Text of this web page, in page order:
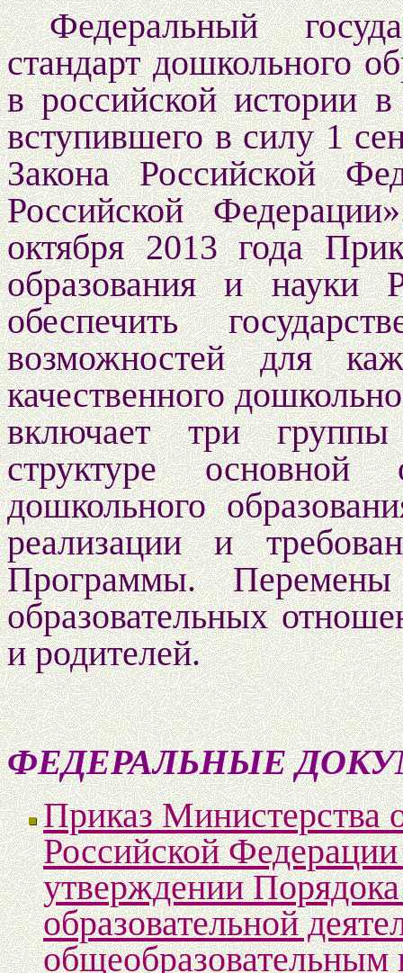
Федеральный
стандарт дошкольного
в российской истории в
вступившего в силу 1
Закона Российской
Российской
октября 2013 года
образования и науки
обеспечить
возможностей для
качественного
включает три
структуре основной
дошкольного
реализации и
Программы. Перемены
образовательных
и родителей.
ФЕДЕРАЛЬНЫЕ
Приказ Министерства
Российской
утверждении
образовательной